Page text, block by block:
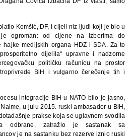
Komšić, DF, i cijeli niz ljudi koji je bio u
ogroman: od cijene na izborima do
hajke medijskih organa HDZ i SDA. Za to
dijelila“ upravne i nadzorne
političku računicu na prostor
BiH i vulgarno čerečenje tih i
integracije BiH u NATO bilo je jasno,
u julu 2015. ruski ambasador u BiH,
prakse koja se uglavnom svodila
odbrane, zatražio je sastanak sa
je na sastanku bez rezerve iznio ruski